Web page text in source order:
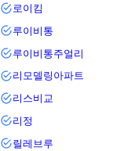
로이킴
루이비통
루이비통주얼리
리모델링아파트
리스비교
리정
릴레브루